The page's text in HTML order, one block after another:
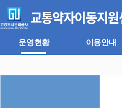
뉴
바
기
바
로
운영현황 이용안내